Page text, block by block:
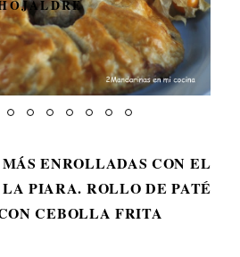
ENROLLADAS CON EL
PIARA. ROLLO DE PATÉ
CEBOLLA FRITA